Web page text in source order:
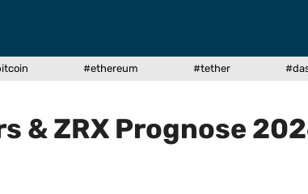
#ethereum #tether
& ZRX Prognose